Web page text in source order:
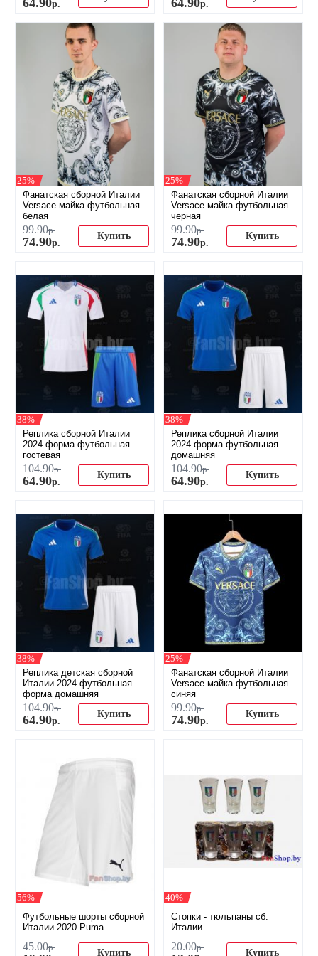
64.90р. 64.90р.
-25%
Фанатская сборной Италии
Versace майка футбольная
белая
99.90р.
74.90р.
Купить
-25%
Фанатская сборной Италии
Versace майка футбольная
черная
99.90р.
74.90р.
Купить
-38%
Реплика сборной Италии
2024 форма футбольная
гостевая
104.90р.
64.90р.
Купить
-38%
Реплика сборной Италии
2024 форма футбольная
домашняя
104.90р.
64.90р.
Купить
-38%
Реплика детская сборной
Италии 2024 футбольная
форма домашняя
104.90р.
64.90р.
Купить
-25%
Фанатская сборной Италии
Versace майка футбольная
синяя
99.90р.
74.90р.
Купить
-56%
Футбольные шорты сборной
Италии 2020 Puma
45.00р. Купить
-40%
​Стопки - тюльпаны сб.
Италии
20.00р. Купить